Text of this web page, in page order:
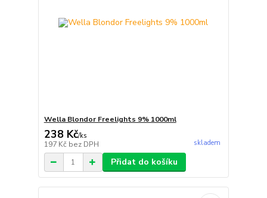
Wella Blondor Freelights 9% 1000ml
238 Kč/ks
197 Kč bez DPH skladem
Přidat do košíku